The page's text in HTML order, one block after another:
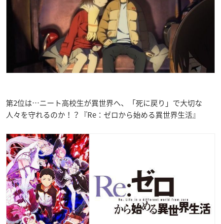
第2位は…ニート高校生が異世界へ、「死に戻り」で大切な
人々を守れるのか！？『Re：ゼロから始める異世界生活』